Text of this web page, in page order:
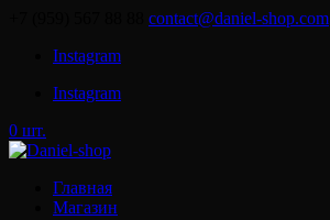
contact@daniel-shop.com
Instagram
Instagram
0 шт.
Главная
Магазин